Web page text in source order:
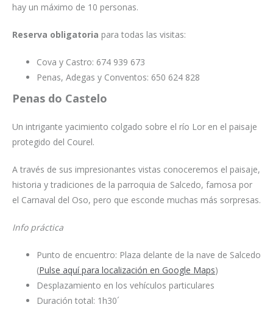
hay un máximo de 10 personas.
Reserva obligatoria para todas las visitas:
Cova y Castro: 674 939 673
Penas, Adegas y Conventos: 650 624 828
Penas do Castelo
Un intrigante yacimiento colgado sobre el río Lor en el paisaje
protegido del Courel.
A través de sus impresionantes vistas conoceremos el paisaje,
historia y tradiciones de la parroquia de Salcedo, famosa por
el Carnaval del Oso, pero que esconde muchas más sorpresas.
Info práctica
Punto de encuentro: Plaza delante de la nave de Salcedo
(Pulse aquí para localización en Google Maps)
Desplazamiento en los vehículos particulares
Duración total: 1h30´